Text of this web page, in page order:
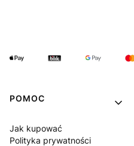
POMOC
Jak kupować
Polityka prywatności